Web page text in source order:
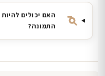
האם יכולים
התמונה?